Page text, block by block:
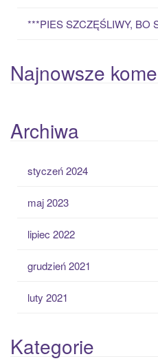
***PIES SZCZĘŚLIWY, BO
Najnowsze
Archiwa
styczeń 2024
maj 2023
lipiec 2022
grudzień 2021
luty 2021
Kategorie